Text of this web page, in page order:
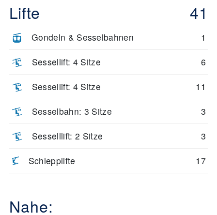
Lifte 41
Gondeln & Sesselbahnen 1
Sessellift: 4 Sitze 6
Sessellift: 4 Sitze 11
Sesselbahn: 3 Sitze 3
Sesselllift: 2 Sitze 3
Schlepplifte 17
Nahe: